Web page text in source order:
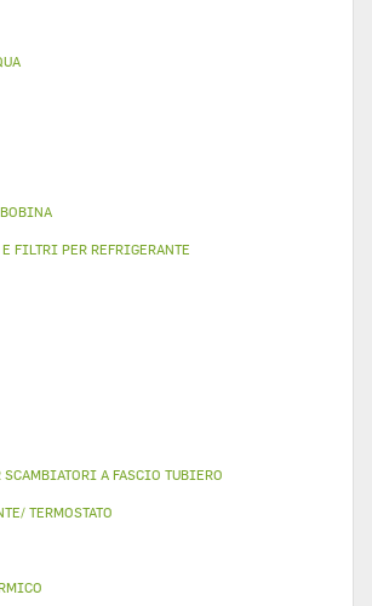
BOBINA
FILTRI PER REFRIGERANTE
A FASCIO TUBIERO
TERMOSTATO